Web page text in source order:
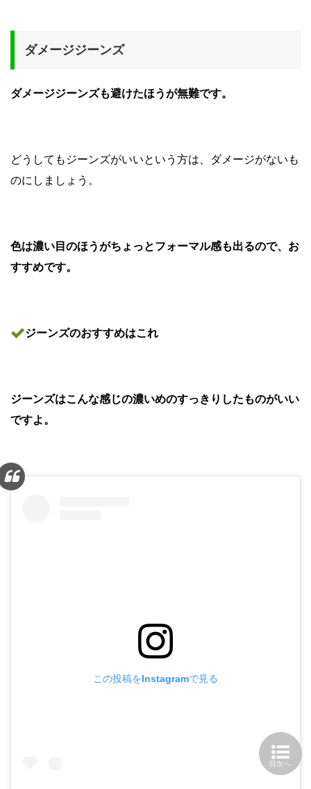
ダメージジーンズ
ダメージジーンズも避けたほうが無難です。
どうしてもジーンズがいいという方は、ダメージがないも
のにしましょう。
色は濃い目のほうがちょっとフォーマル感も出るので、お
すすめです。
ジーンズのおすすめはこれ
ジーンズはこんな感じの濃いめのすっきりしたものがいい
ですよ。
この投稿をInstagramで見る